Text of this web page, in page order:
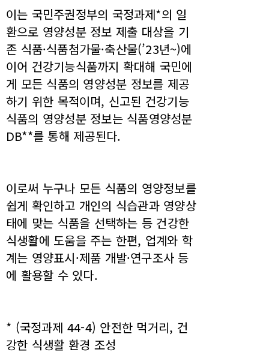
이는 국민주권정부의 국정과제*의 일
환으로 영양성분 정보 제출 대상을 기
존 식품·식품첨가물·축산물(’23년~)에
이어 건강기능식품까지 확대해 국민에
게 모든 식품의 영양성분 정보를 제공
하기 위한 목적이며, 신고된 건강기능
식품의 영양성분 정보는 식품영양성분
DB**를 통해 제공된다.
이로써 누구나 모든 식품의 영양정보를
쉽게 확인하고 개인의 식습관과 영양상
태에 맞는 식품을 선택하는 등 건강한
식생활에 도움을 주는 한편, 업계와 학
계는 영양표시·제품 개발·연구조사 등
에 활용할 수 있다.
* (국정과제 44-4) 안전한 먹거리, 건
강한 식생활 환경 조성